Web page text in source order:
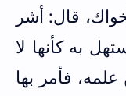
قال: أشر
به كأنها لا
فأمر بها